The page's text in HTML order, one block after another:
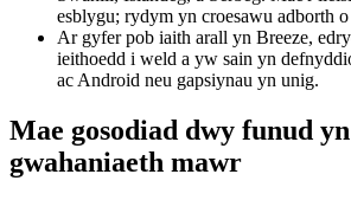
esblygu; rydym yn croesawu adborth
Ar gyfer pob iaith arall yn Breeze,
ieithoedd i weld a yw sain yn
ac Android neu gapsiynau yn unig.
Mae gosodiad dwy funud
gwahaniaeth mawr